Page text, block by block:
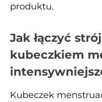
produktu.
Jak łączyć
kubeczkiem
Kubeczek